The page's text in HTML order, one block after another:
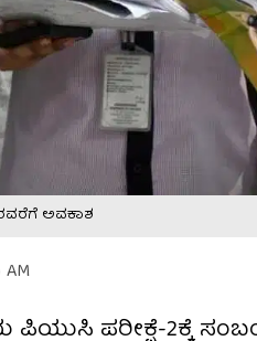
ಅವಕಾಶ
ಪಿಯುಸಿ ಪರೀಕ್ಷೆ-2ಕ್ಕೆ